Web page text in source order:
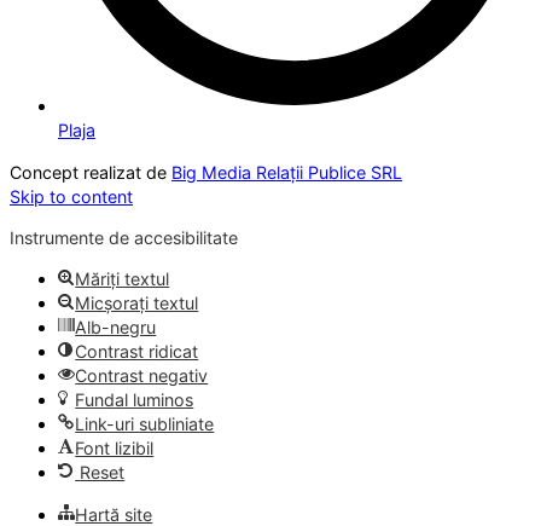
Plaja
Concept realizat de Big Media Relații Publice SRL
Skip to content
Instrumente de accesibilitate
Măriți textul
Micșorați textul
Alb-negru
Contrast ridicat
Contrast negativ
Fundal luminos
Link-uri subliniate
Font lizibil
Reset
Hartă site